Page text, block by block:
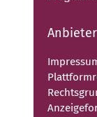
Anbieter